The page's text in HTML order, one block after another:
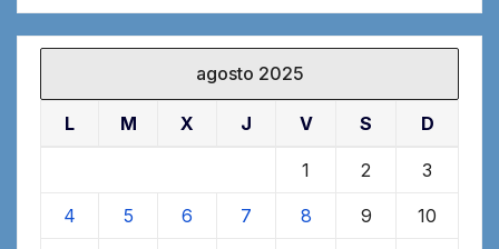
agosto 2025
L M X J V S D
1 2 3
4 5 6 7 8 9 10